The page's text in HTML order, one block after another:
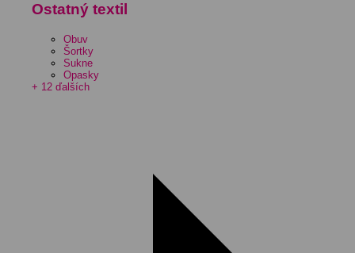
Ostatný textil
Obuv
Šortky
Sukne
Opasky
+ 12 ďalších